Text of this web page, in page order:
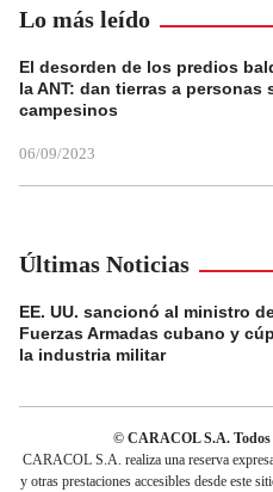
Lo más leído
El desorden de los predios
la ANT: dan tierras a personas
campesinos
06/09/2023
Últimas Noticias
EE. UU. sancionó al ministro
Fuerzas Armadas cubano y
la industria militar
© CARACOL S.A. Todos
CARACOL S.A. realiza una reserva
y otras prestaciones accesibles desde este